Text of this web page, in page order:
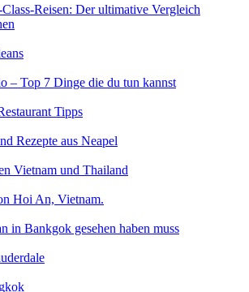
Reisen: Der ultimative Vergleich
– Top 7 Dinge die du tun kannst
Tipps
Rezepte aus Neapel
Vietnam und Thailand
Hoi An, Vietnam.
in Bankgok gesehen haben muss